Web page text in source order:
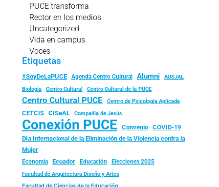
PUCE transforma
Rector en los medios
Uncategorized
Vida en campus
Voces
Etiquetas
#SoyDeLaPUCE Agenda Centro Cultural Alumni
AUSJAL
Biología
Centro Cultural Centro Cultural de la PUCE
Centro Cultural PUCE Centro de Psicología Aplicada
CETCIS CISeAL Compañía de Jesús
Conexión PUCE Convenio
COVID-19
Día Internacional de la Eliminación de la Violencia contra la
Mujer
Economía Ecuador Educación Elecciones 2025
Facultad de Arquitectura Diseño y Artes